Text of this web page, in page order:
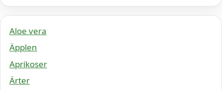
Aloe vera
Äpplen
Aprikoser
Ärter